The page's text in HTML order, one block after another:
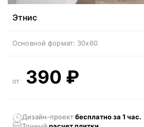
Этнис
Основной формат: 30x60
от 390 ₽
Дизайн-проектбесплатно за 1 час.